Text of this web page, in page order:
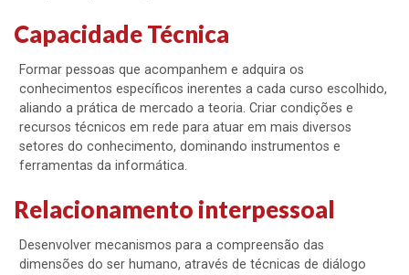
Capacidade Técnica
Formar pessoas que acompanhem e adquira os
conhecimentos específicos inerentes a cada curso escolhido,
aliando a prática de mercado a teoria. Criar condições e
recursos técnicos em rede para atuar em mais diversos
setores do conhecimento, dominando instrumentos e
ferramentas da informática.
Relacionamento interpessoal
Desenvolver mecanismos para a compreensão das
dimensões do ser humano, através de técnicas de diálogo